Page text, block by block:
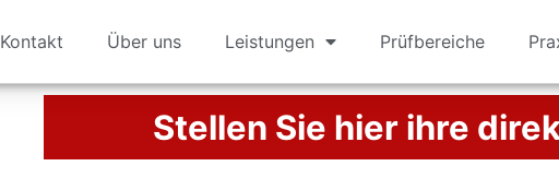
Kontakt Über uns Leistungen Prüfbereiche
Stellen Sie hier ihre